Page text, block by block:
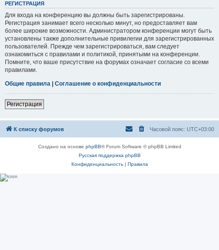
РЕГИСТРАЦИЯ
Для входа на конференцию вы должны быть зарегистрированы.
Регистрация занимает всего несколько минут, но предоставляет вам
более широкие возможности. Администратором конференции могут быть
установлены также дополнительные привилегии для зарегистрированных
пользователей. Прежде чем зарегистрироваться, вам следует
ознакомиться с правилами и политикой, принятыми на конференции.
Помните, что ваше присутствие на форумах означает согласие со всеми
правилами.
Общие правила | Соглашение о конфиденциальности
Регистрация
К списку форумов Часовой пояс: UTC+03:00
Создано на основе phpBB® Forum Software © phpBB Limited
Русская поддержка phpBB
Конфиденциальность| Правила